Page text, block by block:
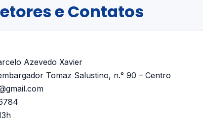
e Contatos
Azevedo Xavier
Tomaz Salustino, n.° 90 – Centro